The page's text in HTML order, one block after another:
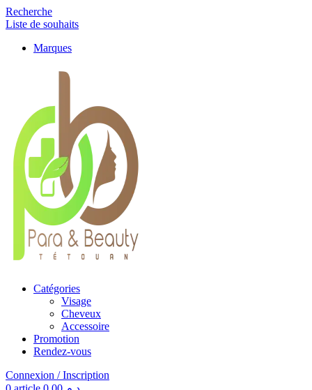
Recherche
Liste de souhaits
Marques
Catégories
Visage
Cheveux
Accessoire
Promotion
Rendez-vous
Connexion / Inscription